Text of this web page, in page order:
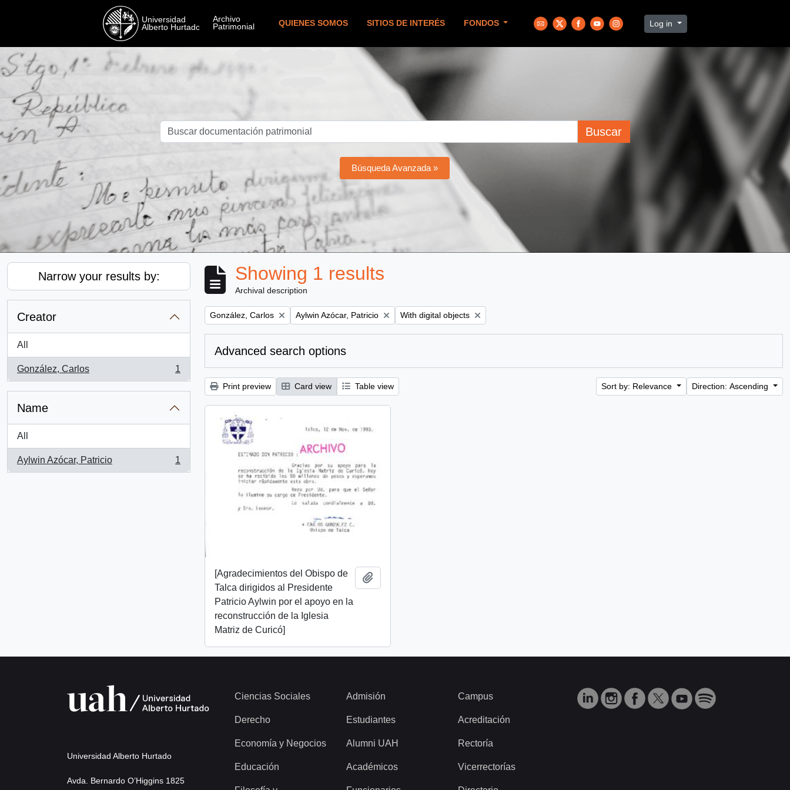
QUIENES SOMOS SITIOS DE INTERÉS FONDOS Log in
Buscar
Búsqueda Avanzada »
Narrow your results by:
Creator
All
González, Carlos
, 1 results
1
Name
All
Aylwin Azócar, Patricio
, 1 results
1
Showing 1 results
Archival description
Remove filter:
González, Carlos Remove filter:
Aylwin Azócar, Patricio Remove filter:
With digital objects
Advanced search options
Print preview Card view Table view Sort by: Relevance Direction: Ascending
[Agradecimientos del Obispo de
Talca dirigidos al Presidente
Patricio Aylwin por el apoyo en la
reconstrucción de la Iglesia
Matriz de Curicó]
Universidad Alberto Hurtado
Avda. Bernardo O’Higgins 1825
Ciencias Sociales
Derecho
Economía y Negocios
Educación
Admisión
Estudiantes
Alumni UAH
Académicos
Campus
Acreditación
Rectoría
Vicerrectorías